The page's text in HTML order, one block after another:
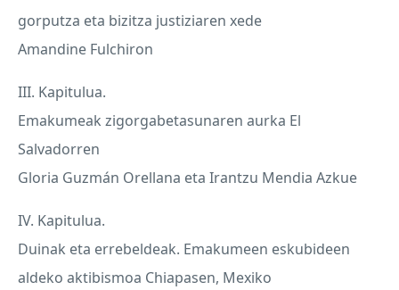
gorputza eta bizitza justiziaren xede
Amandine Fulchiron
III. Kapitulua.
Emakumeak zigorgabetasunaren aurka El
Salvadorren
Gloria Guzmán Orellana eta Irantzu Mendia Azkue
IV. Kapitulua.
Duinak eta errebeldeak. Emakumeen eskubideen
aldeko aktibismoa Chiapasen, Mexiko